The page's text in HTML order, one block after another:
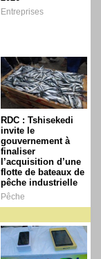
Entreprises
RDC : Tshisekedi
invite le
gouvernement à
finaliser
l’acquisition d’une
flotte de bateaux de
pêche industrielle
Pêche